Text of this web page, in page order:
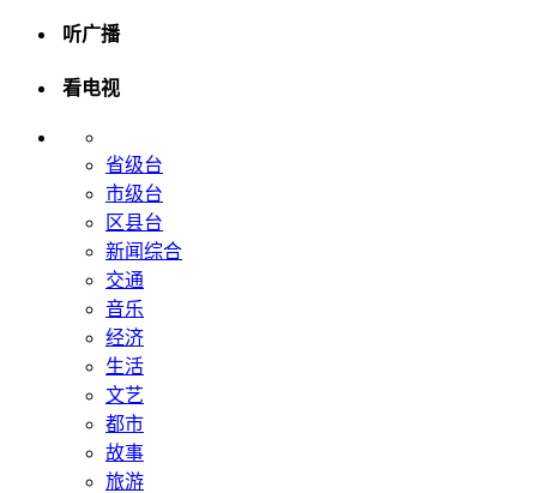
听广播
看电视
省级台
市级台
区县台
新闻综合
交通
音乐
经济
生活
文艺
都市
故事
旅游